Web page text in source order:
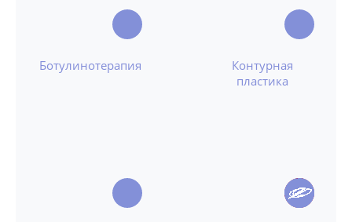
Ботулинотерапия
Контурная
пластика